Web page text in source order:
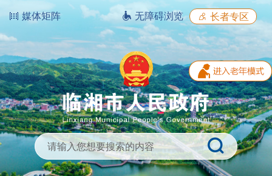
媒体矩阵 无障碍浏览 长者专区